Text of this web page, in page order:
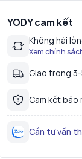
YODY cam kết
Không hài
Xem chính
Giao trong
Cam kết bảo
Cần tư vấn